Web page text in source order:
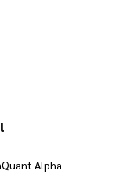
Alpha